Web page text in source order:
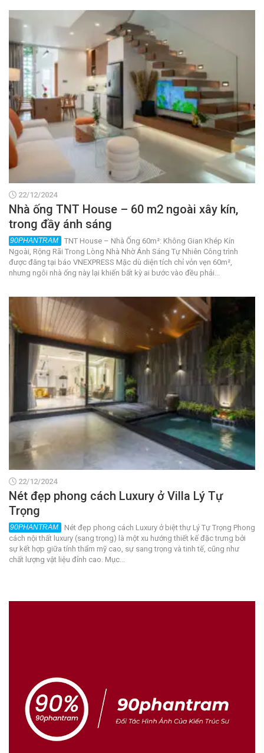
22/12/2024
Nhà ống TNT House – 60 m2 ngoài xây kín,
trong đầy ánh sáng
TNT House – Nhà Ống 60m²: Không Gian Khép Kín
Ngoài, Rộng Rãi Trong Lòng Nhà Nhờ Ánh Sáng Tự Nhiên Công trình
được đăng tại báo VNEXPRESS Mặc dù diện tích chỉ vỏn vẹn 60m²,
nhưng ngôi nhà ống này lại khiến bất kỳ ai bước vào đều phải...
22/12/2024
Nét đẹp phong cách Luxury ở Villa Lý Tự
Trọng
Nét đẹp phong cách Luxury ở biệt thự Lý Tự Trọng Phong
cách nội thất luxury (sang trọng) là một xu hướng thiết kế đặc trưng bởi
sự kết hợp giữa tính thẩm mỹ cao, sự sang trọng và tinh tế, cũng như
chất lượng vật liệu đỉnh cao. Mục...